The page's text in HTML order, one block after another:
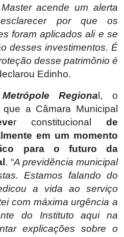
acende um alerta
por que os
foram aplicados ali e se
desses investimentos. É
desse patrimônio é
Edinho.
Metrópole Regional, o
a Câmara Municipal
r constitucional de
em um momento
para o futuro da
. “A previdência municipal
Estamos falando do
a vida ao serviço
com máxima urgência a
do Instituto aqui na
explicações sobre o